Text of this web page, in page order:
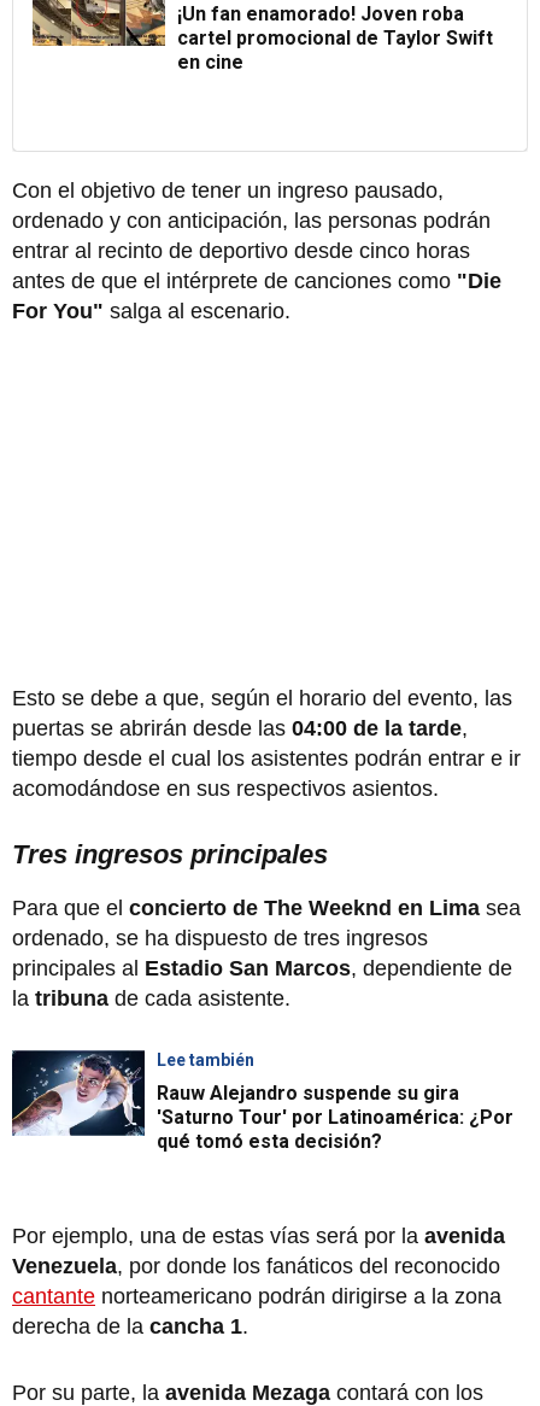
¡Un fan enamorado! Joven roba
cartel promocional de Taylor Swift
en cine
Con el objetivo de tener un ingreso pausado,
ordenado y con anticipación, las personas podrán
entrar al recinto de deportivo desde cinco horas
antes de que el intérprete de canciones como "Die
For You" salga al escenario.
Esto se debe a que, según el horario del evento, las
puertas se abrirán desde las 04:00 de la tarde,
tiempo desde el cual los asistentes podrán entrar e ir
acomodándose en sus respectivos asientos.
Tres ingresos principales
Para que el concierto de The Weeknd en Lima sea
ordenado, se ha dispuesto de tres ingresos
principales al Estadio San Marcos, dependiente de
la tribuna de cada asistente.
Lee también
Rauw Alejandro suspende su gira
'Saturno Tour' por Latinoamérica: ¿Por
qué tomó esta decisión?
Por ejemplo, una de estas vías será por la avenida
Venezuela, por donde los fanáticos del reconocido
cantante norteamericano podrán dirigirse a la zona
derecha de la cancha 1.
Por su parte, la avenida Mezaga contará con los